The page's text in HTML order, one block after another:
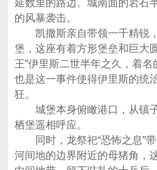
延数里的路边。城南面的岩石
的风暴袭击。
凯撒斯亲自带领一千精锐，
堡，这座有着方形堡垒和巨大
王”伊里斯二世半年之久，着名
也是这一事件使得伊里斯的统
狂。
城堡本身俯瞰港口，从镇子
栖堡遥相呼应。
同时，龙祭祀“恐怖之息”带
河间地的边界附近的母猪角，